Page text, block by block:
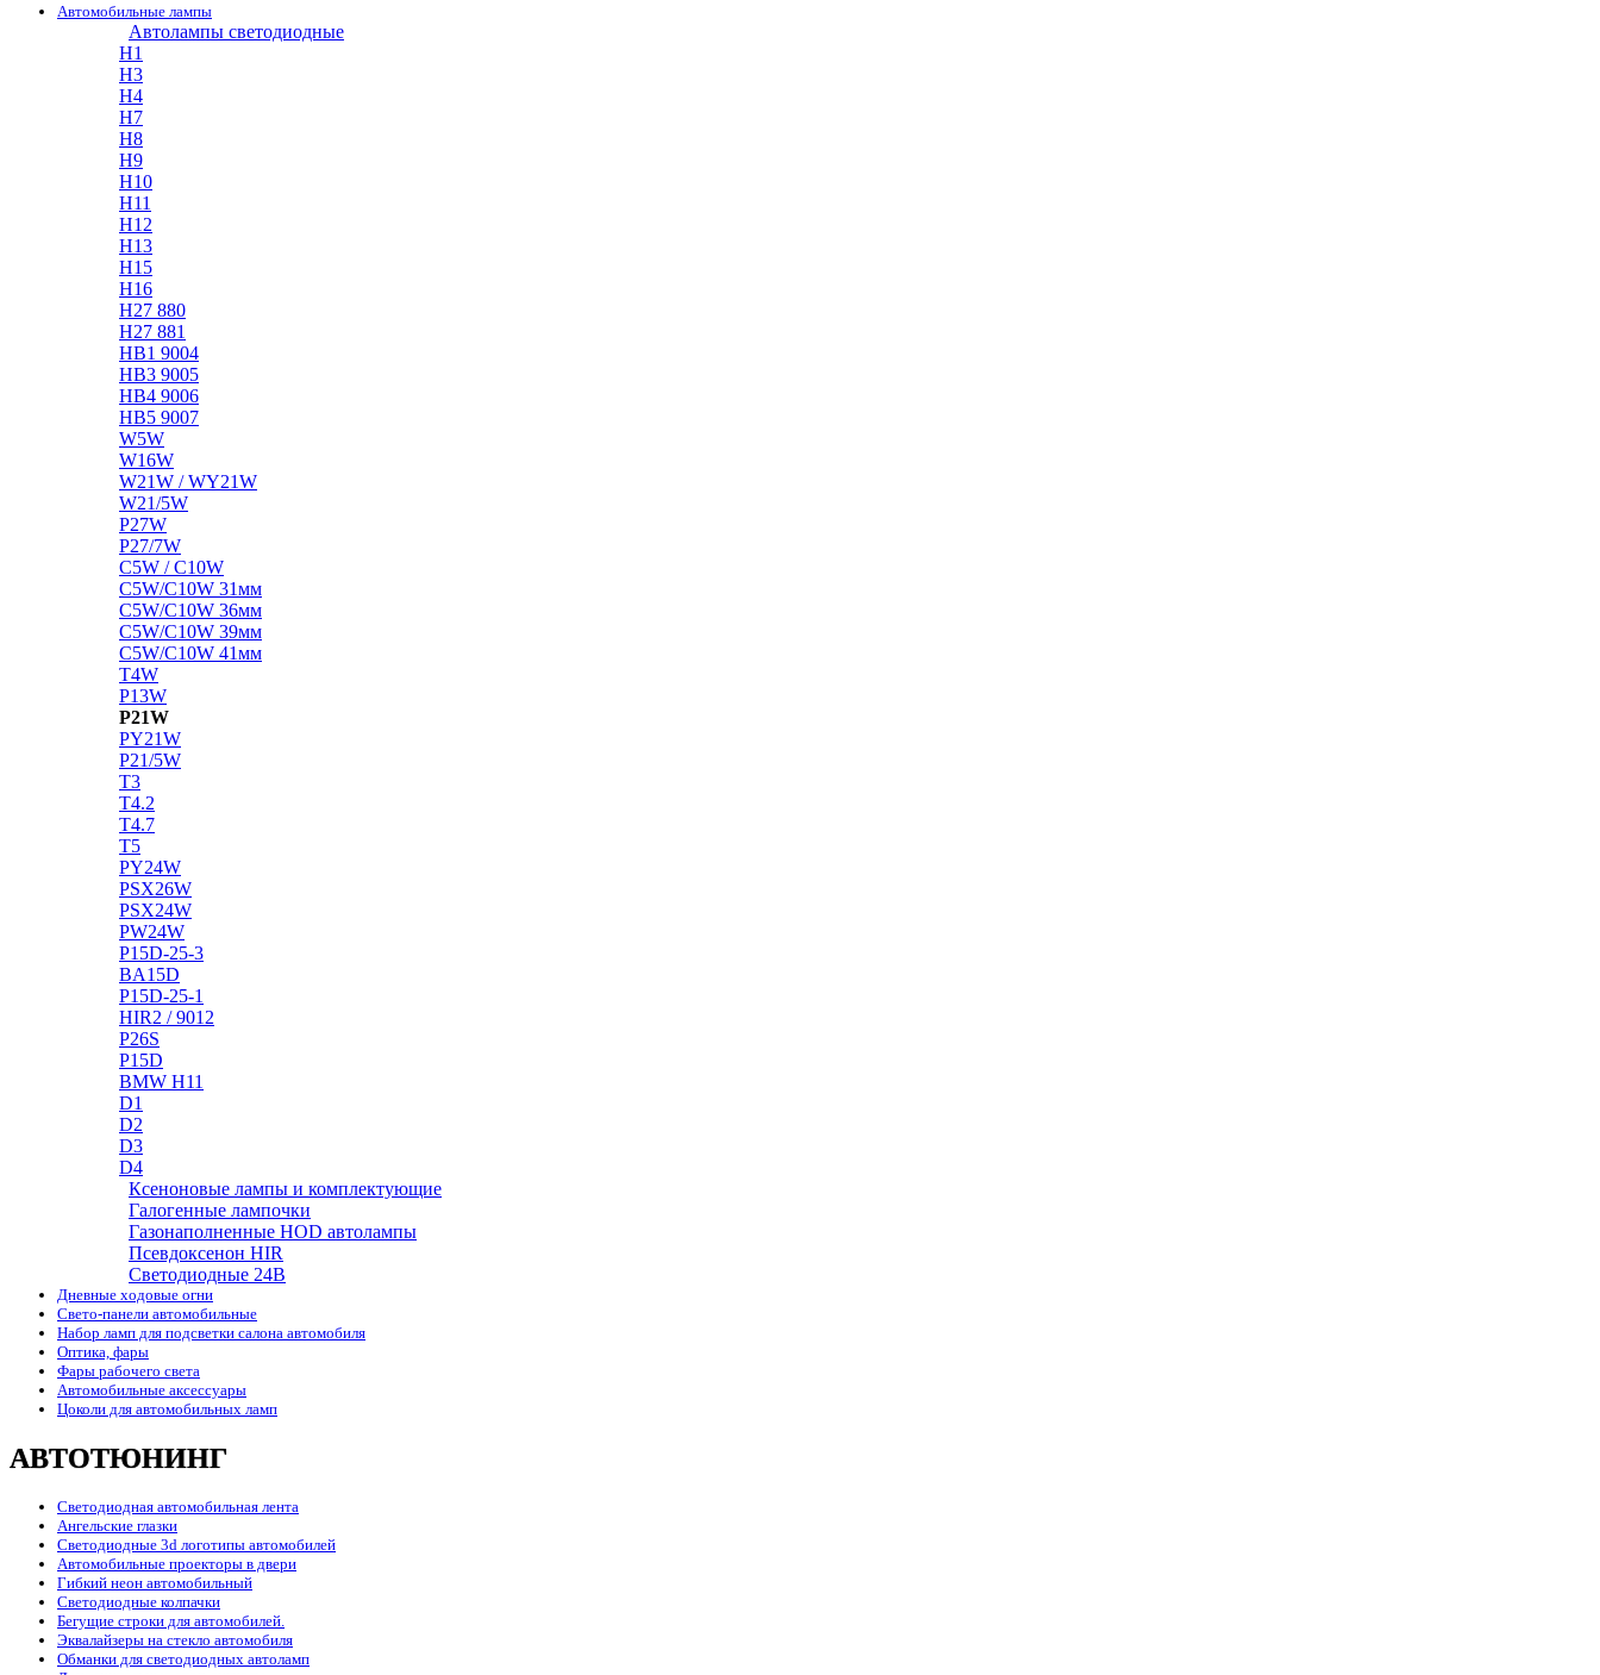
Автомобильные лампы
Автолампы светодиодные
H1
H3
H4
H7
H8
H9
H10
H11
H12
H13
H15
H16
H27 880
H27 881
HB1 9004
HB3 9005
HB4 9006
HB5 9007
W5W
W16W
W21W / WY21W
W21/5W
P27W
P27/7W
C5W / C10W
C5W/C10W 31мм
C5W/C10W 36мм
C5W/C10W 39мм
C5W/C10W 41мм
T4W
P13W
P21W
PY21W
P21/5W
T3
T4.2
T4.7
T5
PY24W
PSX26W
PSX24W
PW24W
P15D-25-3
BA15D
P15D-25-1
HIR2 / 9012
P26S
P15D
BMW H11
D1
D2
D3
D4
Ксеноновые лампы и комплектующие
Галогенные лампочки
Газонаполненные HOD автолампы
Псевдоксенон HIR
Cветодиодные 24B
Дневные ходовые огни
Свето-панели автомобильные
Набор ламп для подсветки салона автомобиля
Оптика, фары
Фары рабочего света
Автомобильные аксессуары
Цоколи для автомобильных ламп
АВТОТЮНИНГ
Светодиодная автомобильная лента
Ангельские глазки
Светодиодные 3d логотипы автомобилей
Автомобильные проекторы в двери
Гибкий неон автомобильный
Светодиодные колпачки
Бегущие строки для автомобилей.
Эквалайзеры на стекло автомобиля
Обманки для светодиодных автоламп